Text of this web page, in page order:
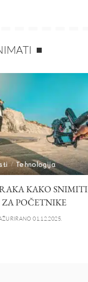
Tehnologija
KAKO SNIMITI
POČETNIKE
01.12.2025.